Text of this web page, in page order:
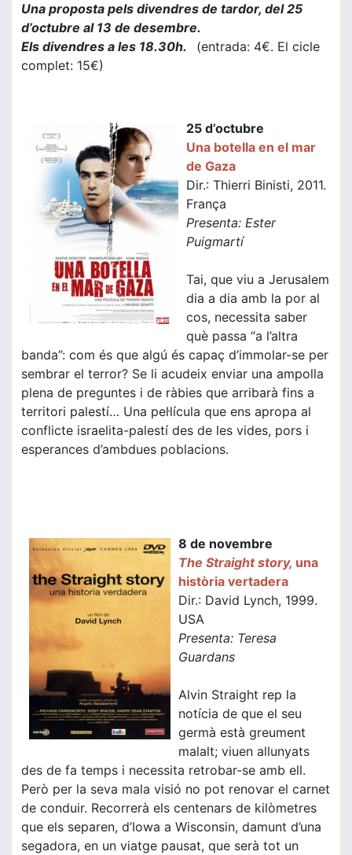
Una proposta pels divendres de tardor, del 25
d’octubre al 13 de desembre.
Els divendres a les 18.30h. (entrada: 4€. El cicle
complet: 15€)
25 d’octubre
Una botella en el mar
de Gaza
Dir.: Thierri Binisti, 2011.
França
Presenta: Ester
Puigmartí
Tai, que viu a Jerusalem
dia a dia amb la por al
cos, necessita saber
què passa “a l’altra
banda”: com és que algú és capaç d’immolar-se per
sembrar el terror? Se li acudeix enviar una ampolla
plena de preguntes i de ràbies que arribarà fins a
territori palestí… Una pel·lícula que ens apropa al
conflicte israelita-palestí des de les vides, pors i
esperances d’ambdues poblacions.
8 de novembre
The Straight story, una
història vertadera
Dir.: David Lynch, 1999.
USA
Presenta: Teresa
Guardans
Alvin Straight rep la
notícia de que el seu
germà està greument
malalt; viuen allunyats
des de fa temps i necessita retrobar-se amb ell.
Però per la seva mala visió no pot renovar el carnet
de conduir. Recorrerà els centenars de kilòmetres
que els separen, d’Iowa a Wisconsin, damunt d’una
segadora, en un viatge pausat, que serà tot un